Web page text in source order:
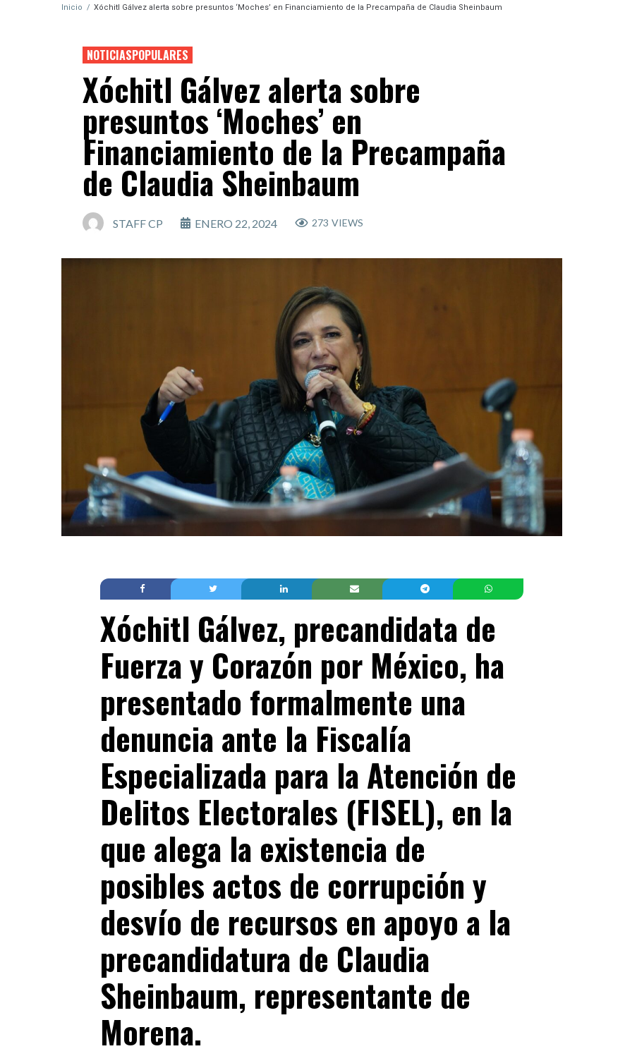
Inicio / Xóchitl Gálvez alerta sobre presuntos ‘Moches’ en Financiamiento de la Precampaña de Claudia Sheinbaum
NOTICIASPOPULARES
Xóchitl Gálvez alerta sobre
presuntos ‘Moches’ en
Financiamiento de la Precampaña
de Claudia Sheinbaum
STAFF CP ENERO 22, 2024 273 VIEWS
Xóchitl Gálvez, precandidata de
Fuerza y Corazón por México, ha
presentado formalmente una
denuncia ante la Fiscalía
Especializada para la Atención de
Delitos Electorales (FISEL), en la
que alega la existencia de
posibles actos de corrupción y
desvío de recursos en apoyo a la
precandidatura de Claudia
Sheinbaum, representante de
Morena.